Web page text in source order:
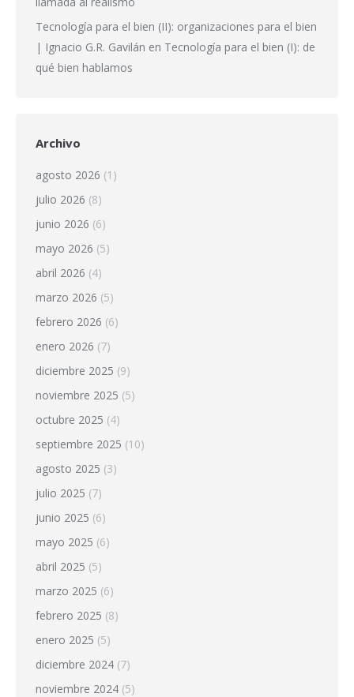
Tecnología para el bien (II): organizaciones para el bien
| Ignacio G.R. Gavilán en Tecnología para el bien (I): de
qué bien hablamos
Archivo
agosto 2026 (1)
julio 2026 (8)
junio 2026 (6)
mayo 2026 (5)
abril 2026 (4)
marzo 2026 (5)
febrero 2026 (6)
enero 2026 (7)
diciembre 2025 (9)
noviembre 2025 (5)
octubre 2025 (4)
septiembre 2025 (10)
agosto 2025 (3)
julio 2025 (7)
junio 2025 (6)
mayo 2025 (6)
abril 2025 (5)
marzo 2025 (6)
febrero 2025 (8)
enero 2025 (5)
diciembre 2024 (7)
noviembre 2024 (5)